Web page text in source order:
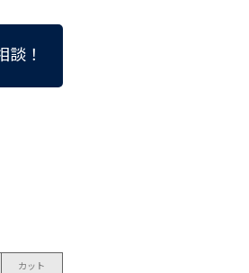
談！
カット